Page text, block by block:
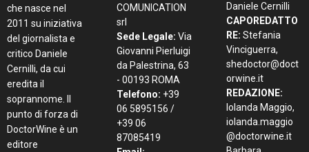
che nasce nel
2011 su iniziativa
del giornalista e
critico Daniele
Cernilli, da cui
eredita il
soprannome. Il
punto di forza di
DoctorWine è un
editore
COMUNICATION
srl
Sede Legale: Via
Giovanni Pierluigi
da Palestrina, 63
- 00193 ROMA
Telefono: +39
06 5895156 /
+39 06
87085419
Daniele Cernilli
CAPOREDATTO
RE: Stefania
Vinciguerra,
shedoctor@doct
orwine.it
REDAZIONE:
Iolanda Maggio,
iolanda.maggio
@doctorwine.it